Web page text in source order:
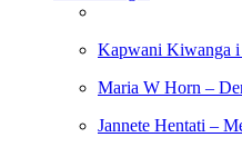
Kapwani Kiwanga i
Maria W Horn –
Jannete Hentati –